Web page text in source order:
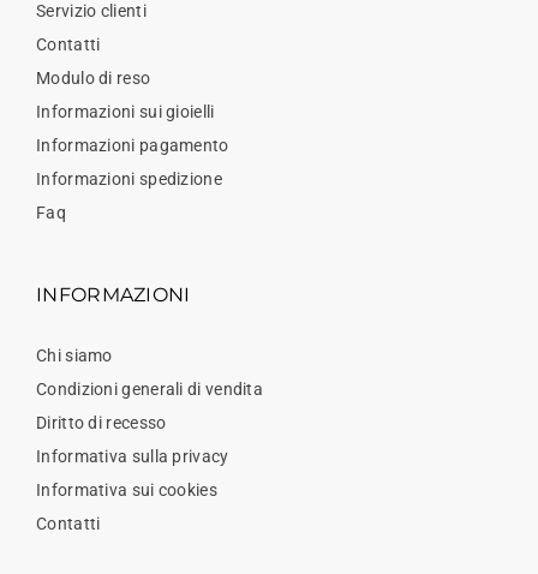
Servizio clienti
Contatti
Modulo di reso
Informazioni sui gioielli
Informazioni pagamento
Informazioni spedizione
Faq
INFORMAZIONI
Chi siamo
Condizioni generali di vendita
Diritto di recesso
Informativa sulla privacy
Informativa sui cookies
Contatti